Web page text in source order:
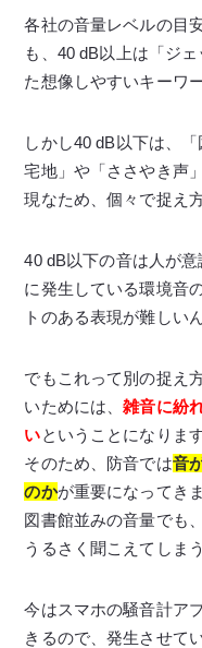
各社の音量レベルの目
も、40 dB以上は「ジ
た想像しやすいキーワ
しかし40 dB以下は、
宅地」や「ささやき声
現なため、個々で捉え
40 dB以下の音は人が
に発生している環境音
トのある表現が難しい
でもこれって別の捉え
いためには、雑音に紛
いということになります
そのため、防音では音
のかが重要になってきま
図書館並みの音量でも
うるさく聞こえてしま
今はスマホの騒音計ア
きるので、発生させて